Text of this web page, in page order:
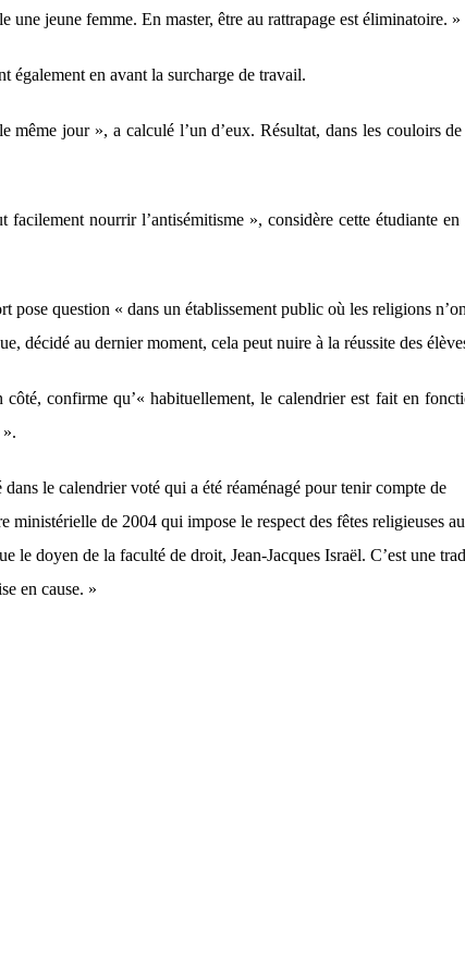
une jeune femme. En master, être au rattrapage est éliminatoire. »
également en avant la surcharge de travail.
même jour », a calculé l’un d’eux. Résultat, dans les couloirs
facilement nourrir l’antisémitisme », considère cette étudiante en
pose question « dans un établissement public où les religions
décidé au dernier moment, cela peut nuire à la réussite des
côté, confirme qu’« habituellement, le calendrier est fait en
le calendrier voté qui a été réaménagé pour tenir compte de
ministérielle de 2004 qui impose le respect des fêtes religieuses
le doyen de la faculté de droit, Jean-Jacques Israël. C’est une
en cause. »